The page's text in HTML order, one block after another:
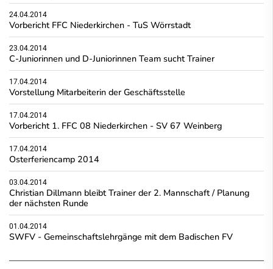
24.04.2014
Vorbericht FFC Niederkirchen - TuS Wörrstadt
23.04.2014
C-Juniorinnen und D-Juniorinnen Team sucht Trainer
17.04.2014
Vorstellung Mitarbeiterin der Geschäftsstelle
17.04.2014
Vorbericht 1. FFC 08 Niederkirchen - SV 67 Weinberg
17.04.2014
Osterferiencamp 2014
03.04.2014
Christian Dillmann bleibt Trainer der 2. Mannschaft / Planung
der nächsten Runde
01.04.2014
SWFV - Gemeinschaftslehrgänge mit dem Badischen FV